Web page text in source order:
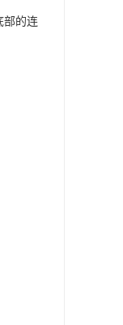
部的连